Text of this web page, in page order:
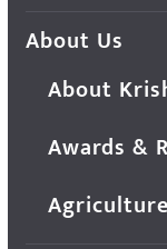
About Us
About
Awards &